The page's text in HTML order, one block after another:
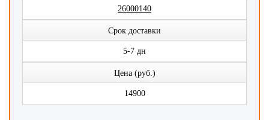
26000140
Срок доставки
5-7 дн
Цена (руб.)
14900